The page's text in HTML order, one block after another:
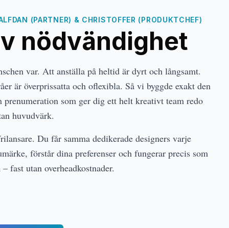
(PARTNER) & CHRISTOFFER (PRODUKTCHEF)
nödvändighet
var. Att anställa på heltid är dyrt och långsamt.
är överprissatta och oflexibla. Så vi byggde exakt den
som ger dig ett helt kreativt team redo
huvudvärk.
Du får samma dedikerade designers varje
förstår dina preferenser och fungerar precis som
fast utan overheadkostnader.